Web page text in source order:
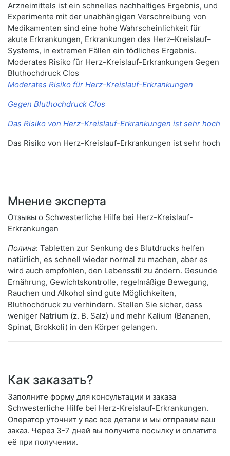
Arzneimittels ist ein schnelles nachhaltiges Ergebnis, und
Experimente mit der unabhängigen Verschreibung von
Medikamenten sind eine hohe Wahrscheinlichkeit für
akute Erkrankungen, Erkrankungen des Herz–Kreislauf–
Systems, in extremen Fällen ein tödliches Ergebnis.
Moderates Risiko für Herz-Kreislauf-Erkrankungen Gegen
Bluthochdruck Clos
Moderates Risiko für Herz-Kreislauf-Erkrankungen
Gegen Bluthochdruck Clos
Das Risiko von Herz-Kreislauf-Erkrankungen ist sehr hoch
Das Risiko von Herz-Kreislauf-Erkrankungen ist sehr hoch
Мнение эксперта
Отзывы о Schwesterliche Hilfe bei Herz-Kreislauf-
Erkrankungen
Полина: Tabletten zur Senkung des Blutdrucks helfen
natürlich, es schnell wieder normal zu machen, aber es
wird auch empfohlen, den Lebensstil zu ändern. Gesunde
Ernährung, Gewichtskontrolle, regelmäßige Bewegung,
Rauchen und Alkohol sind gute Möglichkeiten,
Bluthochdruck zu verhindern. Stellen Sie sicher, dass
weniger Natrium (z. B. Salz) und mehr Kalium (Bananen,
Spinat, Brokkoli) in den Körper gelangen.
Как заказать?
Заполните форму для консультации и заказа
Schwesterliche Hilfe bei Herz-Kreislauf-Erkrankungen.
Оператор уточнит у вас все детали и мы отправим ваш
заказ. Через 3-7 дней вы получите посылку и оплатите
её при получении.